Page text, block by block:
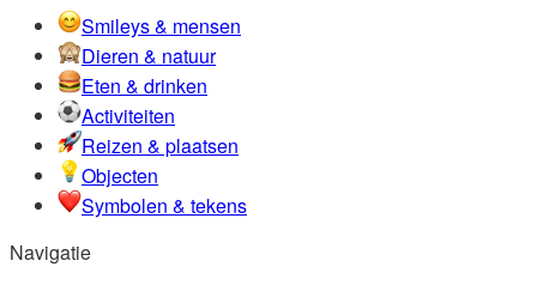
Smileys & mensen
Dieren & natuur
Eten & drinken
Activiteiten
Reizen & plaatsen
Objecten
Symbolen & tekens
Navigatie